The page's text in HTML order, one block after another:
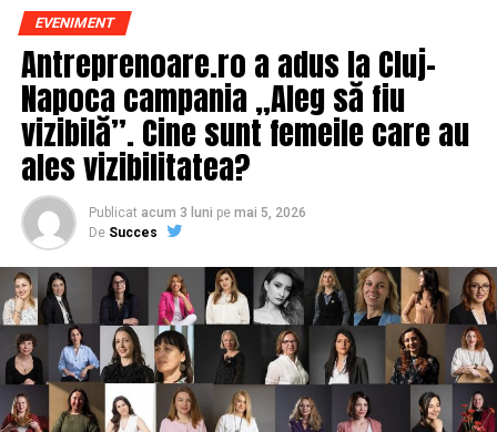
Un medic român vrea să îşi extindă afacerea la nivel
internaţional
EVENIMENT
Antreprenoare.ro a adus la Cluj-
Napoca campania „Aleg să fiu
vizibilă”. Cine sunt femeile care au
ales vizibilitatea?
Publicat acum 3 luni pe mai 5, 2026
De Succes